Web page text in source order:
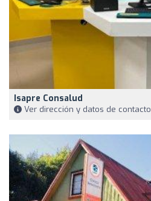
Isapre Consalud
Ver dirección y datos de contacto